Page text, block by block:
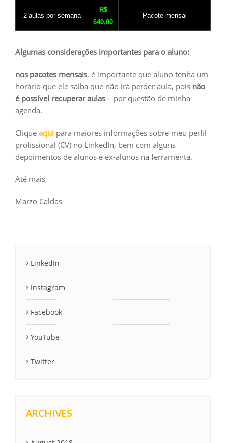
2 aulas por semana
R$
640,00
Pacote mensal
Algumas considerações importantes para o aluno:
nos pacotes mensais, é importante que aluno tenha um
horário que ele saiba que não irá perder aula, pois não
é possível recuperar aulas – por questão de minha
agenda.
Clique aqui para maiores informações sobre meu perfil
profissional (CV) no LinkedIn, bem com alguns
depoimentos de alunos e ex-alunos na ferramenta.
Até mais,
Marzo Caldas
LinkedIn
Instagram
Facebook
YouTube
Twitter
ARCHIVES